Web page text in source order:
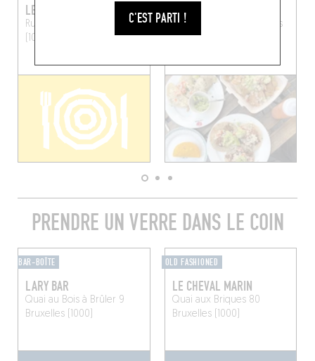
C'EST PARTI !
LE PETIT BON BON
Rue Royale 103
Bruxelles
(1000)
TORTILLERIA BENELUX
Pl. de la Reine 8
Bruxelles
(1030)
PRENDRE UN VERRE DANS LE COIN
BAR-BOÎTE
LARY BAR
Quai au Bois à Brûler 9
Bruxelles (1000)
OLD FASHIONED
LE CHEVAL MARIN
Quai aux Briques 80
Bruxelles (1000)